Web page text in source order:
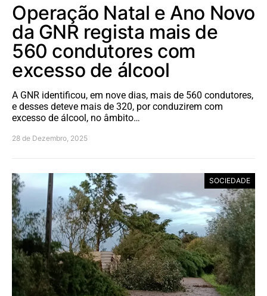
Operação Natal e Ano Novo
da GNR regista mais de
560 condutores com
excesso de álcool
A GNR identificou, em nove dias, mais de 560 condutores,
e desses deteve mais de 320, por conduzirem com
excesso de álcool, no âmbito…
28 de Dezembro, 2025
SOCIEDADE